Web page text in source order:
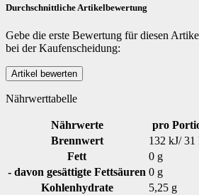
Durchschnittliche Artikelbewertung
Gebe die erste Bewertung für diesen
bei der Kaufenscheidung:
Nährwerttabelle
Nährwerte pro
Brennwert
132 kJ/ 31
Fett
0 g
- davon gesättigte Fettsäuren 0 g
Kohlenhydrate
5,25 g